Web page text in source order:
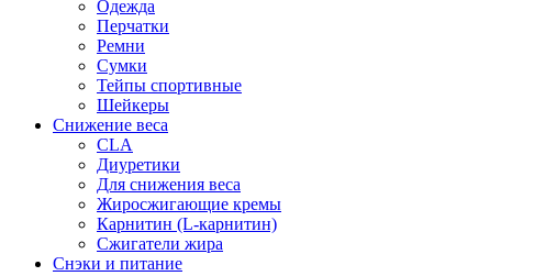
Одежда
Перчатки
Ремни
Сумки
Тейпы спортивные
Шейкеры
Снижение веса
CLA
Диуретики
Для снижения веса
Жиросжигающие кремы
Карнитин (L-карнитин)
Сжигатели жира
Снэки и питание